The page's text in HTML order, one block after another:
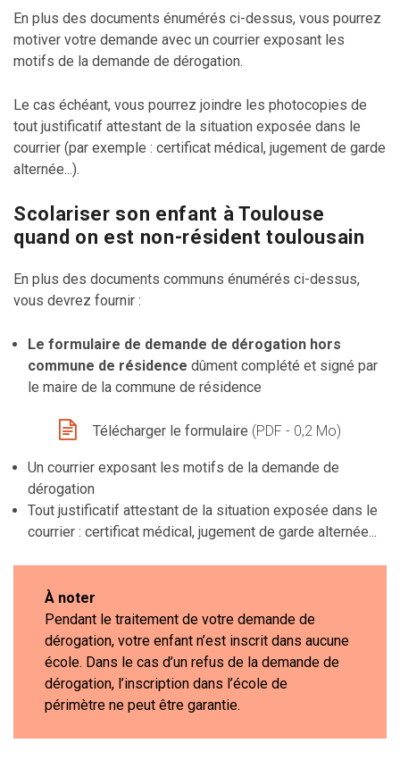
En plus des documents énumérés ci-dessus, vous pourrez
motiver votre demande avec un courrier exposant les
motifs de la demande de dérogation.
Le cas échéant, vous pourrez joindre les photocopies de
tout justificatif attestant de la situation exposée dans le
courrier (par exemple : certificat médical, jugement de garde
alternée...).
Scolariser son enfant à Toulouse
quand on est non-résident toulousain
En plus des documents communs énumérés ci-dessus,
vous devrez fournir :
Le formulaire de demande de dérogation hors
commune de résidence dûment complété et signé par
le maire de la commune de résidence
Télécharger le formulaire (PDF - 0,2 Mo)
Un courrier exposant les motifs de la demande de
dérogation
Tout justificatif attestant de la situation exposée dans le
courrier : certificat médical, jugement de garde alternée...
À noter
Pendant le traitement de votre demande de
dérogation, votre enfant n’est inscrit dans aucune
école. Dans le cas d’un refus de la demande de
dérogation, l’inscription dans l’école de
périmètre ne peut être garantie.